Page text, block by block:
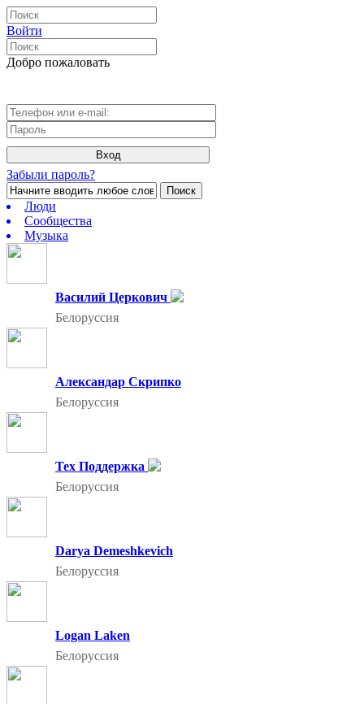
Войти
Добро пожаловать
Вход
Забыли пароль?
Поиск
Люди
Сообщества
Музыка
Василий Церкович
Белоруссия
Александар Скрипко
Белоруссия
Тех Поддержка
Белоруссия
Darya Demeshkevich
Белоруссия
Logan Laken
Белоруссия